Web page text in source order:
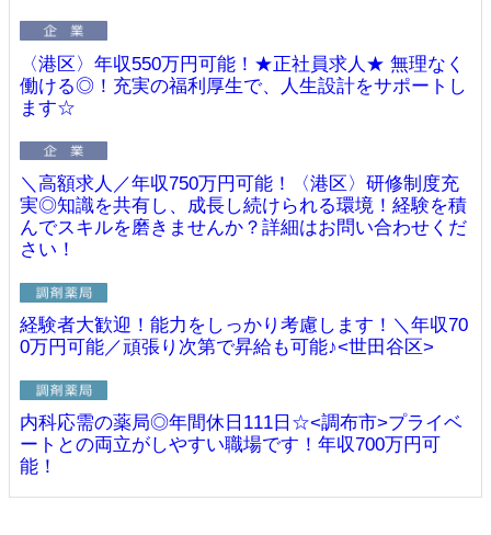
〈港区〉年収550万円可能！★正社員求人★ 無理なく
働ける◎！充実の福利厚生で、人生設計をサポートし
ます☆
＼高額求人／年収750万円可能！〈港区〉研修制度充
実◎知識を共有し、成長し続けられる環境！経験を積
んでスキルを磨きませんか？詳細はお問い合わせくだ
さい！
経験者大歓迎！能力をしっかり考慮します！＼年収70
0万円可能／頑張り次第で昇給も可能♪<世田谷区>
内科応需の薬局◎年間休日111日☆<調布市>プライベ
ートとの両立がしやすい職場です！年収700万円可
能！